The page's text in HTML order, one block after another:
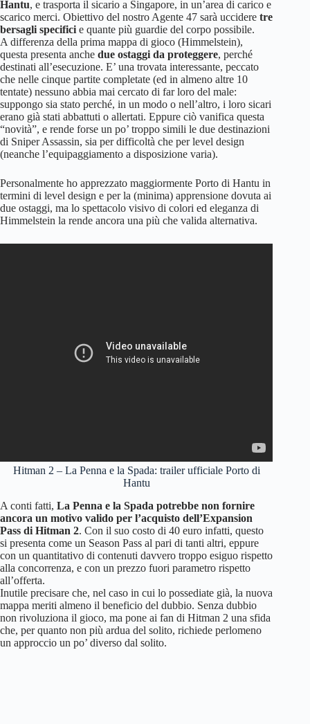
Hantu, e trasporta il sicario a Singapore, in un’area di carico e
scarico merci. Obiettivo del nostro Agente 47 sarà uccidere tre
bersagli specifici e quante più guardie del corpo possibile.
A differenza della prima mappa di gioco (Himmelstein),
questa presenta anche due ostaggi da proteggere, perché
destinati all’esecuzione. E’ una trovata interessante, peccato
che nelle cinque partite completate (ed in almeno altre 10
tentate) nessuno abbia mai cercato di far loro del male:
suppongo sia stato perché, in un modo o nell’altro, i loro sicari
erano già stati abbattuti o allertati. Eppure ciò vanifica questa
“novità”, e rende forse un po’ troppo simili le due destinazioni
di Sniper Assassin, sia per difficoltà che per level design
(neanche l’equipaggiamento a disposizione varia).
Personalmente ho apprezzato maggiormente Porto di Hantu in
termini di level design e per la (minima) apprensione dovuta ai
due ostaggi, ma lo spettacolo visivo di colori ed eleganza di
Himmelstein la rende ancora una più che valida alternativa.
Hitman 2 – La Penna e la Spada: trailer ufficiale Porto di
Hantu
A conti fatti, La Penna e la Spada potrebbe non fornire
ancora un motivo valido per l’acquisto dell’Expansion
Pass di Hitman 2. Con il suo costo di 40 euro infatti, questo
si presenta come un Season Pass al pari di tanti altri, eppure
con un quantitativo di contenuti davvero troppo esiguo rispetto
alla concorrenza, e con un prezzo fuori parametro rispetto
all’offerta.
Inutile precisare che, nel caso in cui lo possediate già, la nuova
mappa meriti almeno il beneficio del dubbio. Senza dubbio
non rivoluziona il gioco, ma pone ai fan di Hitman 2 una sfida
che, per quanto non più ardua del solito, richiede perlomeno
un approccio un po’ diverso dal solito.